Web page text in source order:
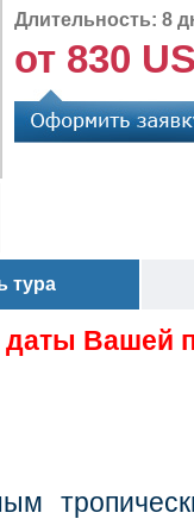
Длительность: 8
от 830
тура
Вашей